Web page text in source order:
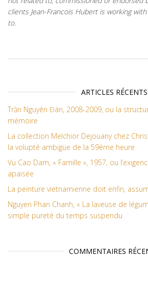
clients Jean-Francois Hubert is working
to.
ARTICLES RÉCENTS
Trần Nguyên Đán, 2008-2009, ou la
mémoire
La collection Melchior Dejouany chez
la volupté ambigüe de la 59ème heure
Vu Cao Dam, « Famille », 1957, ou
apaisée
La peinture vietnamienne doit enfin,
Nguyen Phan Chanh, « La laveuse de
simple pureté du temps suspendu
COMMENTAIRES